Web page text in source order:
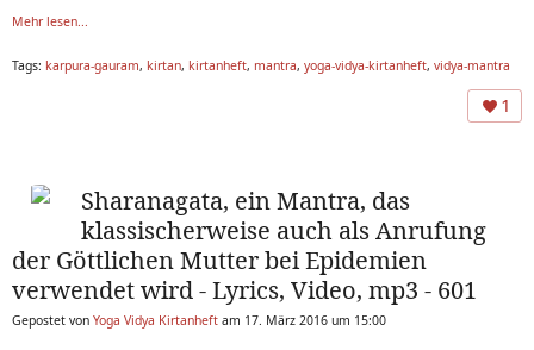
Mehr lesen...
Tags: karpura-gauram, kirtan, kirtanheft, mantra, yoga-vidya-kirtanheft, vidya-mantra
1
Sharanagata, ein Mantra, das
klassischerweise auch als Anrufung
der Göttlichen Mutter bei Epidemien
verwendet wird - Lyrics, Video, mp3 - 601
Gepostet von Yoga Vidya Kirtanheft am 17. März 2016 um 15:00